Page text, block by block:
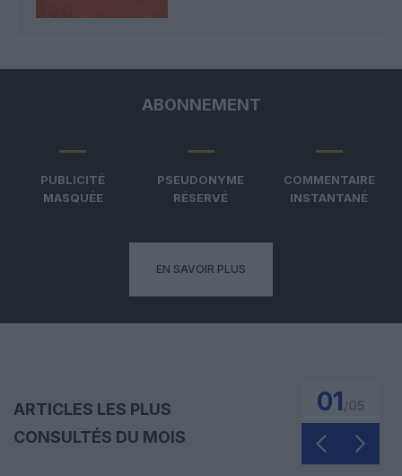
ABONNEMENT
PUBLICITÉ
MASQUÉE
PSEUDONYME
RÉSERVÉ
COMMENTAIRE
INSTANTANÉ
EN SAVOIR PLUS
ARTICLES LES PLUS
CONSULTÉS DU MOIS
01